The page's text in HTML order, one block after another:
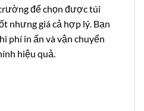
để chọn được túi
nhưng giá cả hợp lý. Bạn
phí in ấn và vận chuyển
hiệu quả.